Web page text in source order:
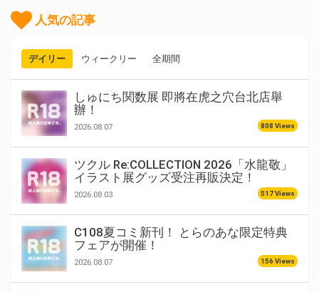
人気の記事
デイリー ウィークリー 全期間
しゅにち関数展 即將在虎之穴台北店舉
辦！
2026.08.07 808 Views
ツクル Re:COLLECTION 2026「水龍敬」
イラスト展グッズ受注再販決定！
2026.08.03 517 Views
C108夏コミ新刊！ とらのあな限定特典
フェアが開催！
2026.08.07 156 Views